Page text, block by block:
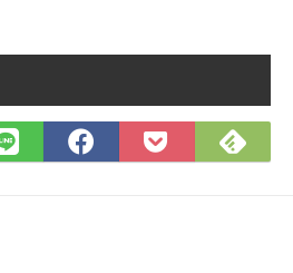
LINE
で
Facebook
で
Pocket
に
で